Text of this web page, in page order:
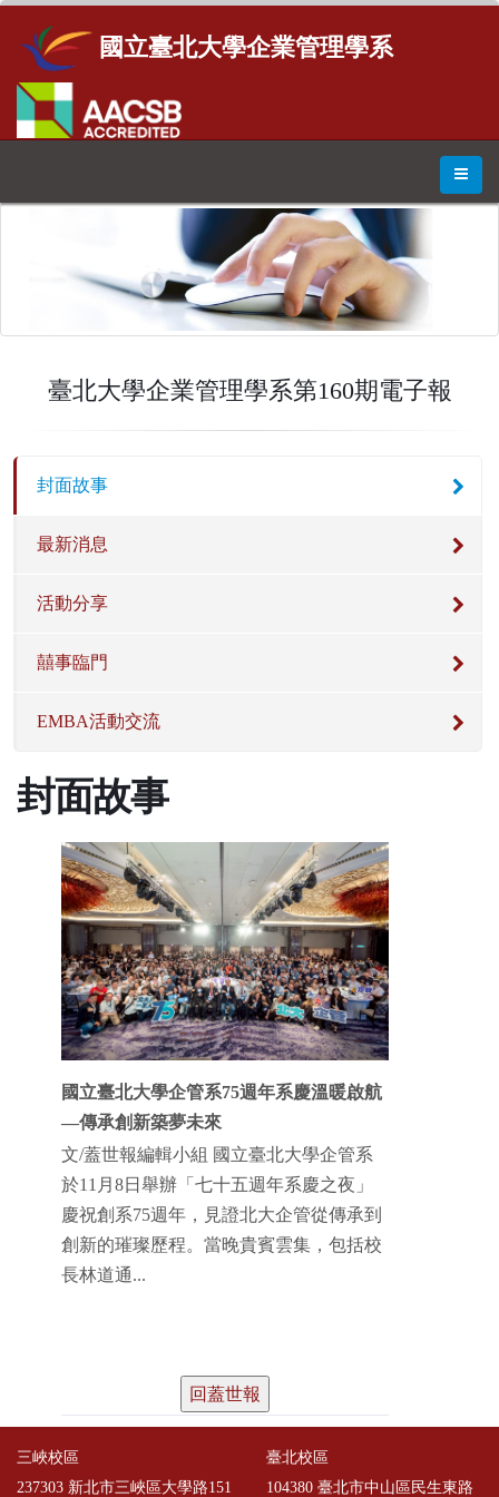
國立臺北大學企業管理學系
臺北大學企業管理學系第160期電子報
封面故事
最新消息
活動分享
囍事臨門
EMBA活動交流
封面故事
國立臺北大學企管系75週年系慶溫暖啟航
—傳承創新築夢未來
文/蓋世報編輯小組 國立臺北大學企管系
於11月8日舉辦「七十五週年系慶之夜」
慶祝創系75週年，見證北大企管從傳承到
創新的璀璨歷程。當晚貴賓雲集，包括校
長林道通...
回蓋世報
三峽校區
237303 新北市三峽區大學路151
臺北校區
104380 臺北市中山區民生東路